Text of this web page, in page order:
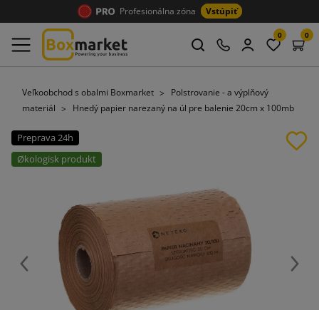
Profesionálna zóna Vstúpiť
0 0
Veľkoobchod s obalmi Boxmarket
Polstrovanie - a výplňový
materiál
Hnedý papier narezaný na úl pre balenie 20cm x 100mb
Preprava 24h
Økologisk produkt
Späť Ďalej